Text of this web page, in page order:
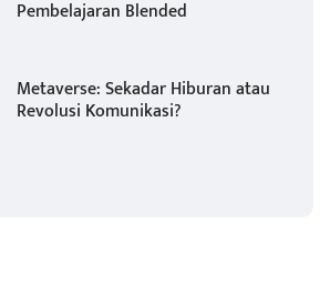
Pembelajaran Blended
Metaverse: Sekadar Hiburan atau
Revolusi Komunikasi?